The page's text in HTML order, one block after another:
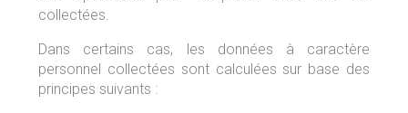
collectées.
Dans certains cas, les données à caractère
personnel collectées sont calculées sur base des
principes suivants :